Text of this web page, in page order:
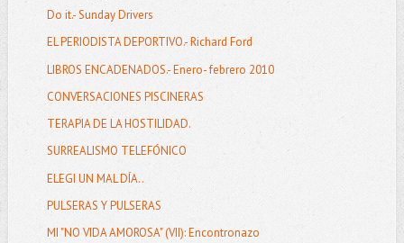
Do it.- Sunday Drivers
EL PERIODISTA DEPORTIVO.- Richard Ford
LIBROS ENCADENADOS.- Enero- febrero 2010
CONVERSACIONES PISCINERAS
TERAPIA DE LA HOSTILIDAD.
SURREALISMO TELEFÓNICO
ELEGI UN MAL DÍA..
PULSERAS Y PULSERAS
MI "NO VIDA AMOROSA" (VII): Encontronazo